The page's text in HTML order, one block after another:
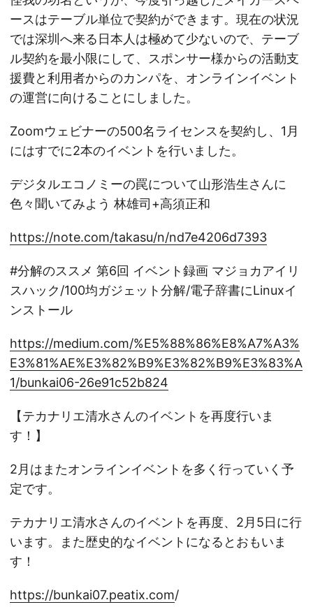
ースはテーブル単位で契約ができます。現在の状況
では深圳へ来る日本人は極めて少ないので、テーブ
ル契約を最小限にして、スポンサー様からの活動支
援費と利用者からのカンパを、オンラインイベント
の運営に向けることにしました。
Zoomウェビナーの500名ライセンスを契約し、1月
にはすでに2本のイベントを行いました。
デジタルエコノミーの罠について山形浩生さんに
色々聞いてみよう 林雄司+高須正和
https://note.com/takasu/n/nd7e4206d7393
#分解のススメ 第6回 イベント録画 マジョカアイリ
スハック/100均ガジェット分解/電子辞書にLinuxイ
ンストール
https://medium.com/%E5%88%86%E8%A7%A3%
E3%81%AE%E3%82%B9%E3%82%B9%E3%83%A
1/bunkai06-26e91c52b824
【テカナリエ清水さんのイベントを再度行いま
す！】
2月はまたオンラインイベントを多く行っていく予
定です。
テカナリエ清水さんのイベントを再度、2月5日に行
います。また歴史的なイベントになるとおもいま
す！
https://bunkai07.peatix.com/